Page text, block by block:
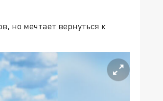
но мечтает вернуться к